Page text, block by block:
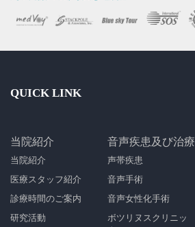
QUICK LINK
当院紹介
当院紹介
医療スタッフ紹介
診療時間のご案内
研究活動
音声疾患及び治療
声帯疾患
音声手術
音声女性化手術
ボツリヌスクリニッ